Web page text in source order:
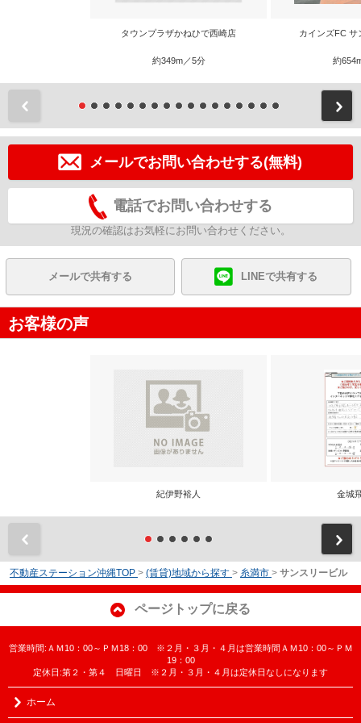
タウンプラザかねひで西崎店
約349m／5分
カインズFC サ
約
メールでお問い合わせする(無料)
電話でお問い合わせする
現況の確認はお気軽にお問い合わせください。
メールで共有する LINEで共有する
お客様の声
紀伊野裕人 金城
不動産ステーション沖縄TOP > (賃貸)地域から探す > 糸満市 > サンスリービル
ページトップに戻る
営業時間:ＡＭ10：00～ＰＭ18：00 ※２月・３月・４月は営業時間ＡＭ10：00～ＰＭ
19：00
定休日:第２・第４ 日曜日 ※２月・３月・４月は定休日なしになります
ホーム